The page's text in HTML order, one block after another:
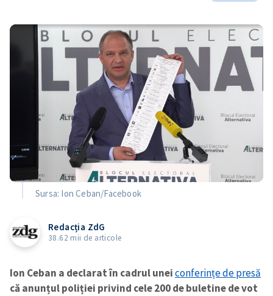
Sursa: Ion Ceban/Facebook
Redacția ZdG
38.62 mii de articole
Ion Ceban a declarat în cadrul uneiconferințe de presă
că anunțul poliției privind cele 200 de buletine de vot